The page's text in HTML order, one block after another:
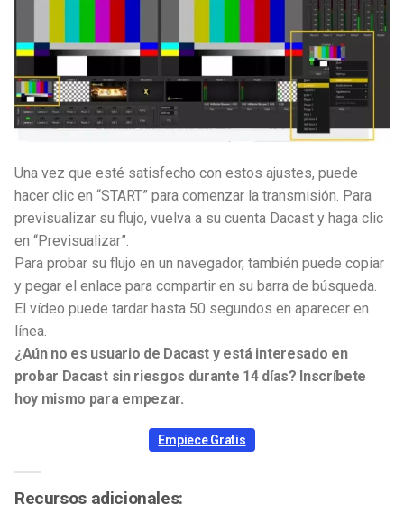
Una vez que esté satisfecho con estos ajustes, puede
hacer clic en “START” para comenzar la transmisión. Para
previsualizar su flujo, vuelva a su cuenta Dacast y haga clic
en “Previsualizar”.
Para probar su flujo en un navegador, también puede copiar
y pegar el enlace para compartir en su barra de búsqueda.
El vídeo puede tardar hasta 50 segundos en aparecer en
línea.
¿Aún no es usuario de Dacast y está interesado en
probar Dacast sin riesgos durante 14 días? Inscríbete
hoy mismo para empezar.
Empiece Gratis
Recursos adicionales: